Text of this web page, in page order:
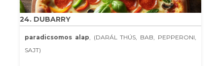
24. DUBARRY
paradicsomos alap, (DARÁL THÚS, BAB, PEPPERONI,
SAJT)